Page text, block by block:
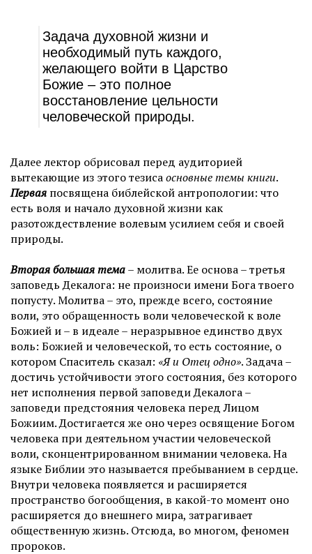
Задача духовной жизни и
необходимый путь каждого,
желающего войти в Царство
Божие – это полное
восстановление цельности
человеческой природы.
Далее лектор обрисовал перед аудиторией
вытекающие из этого тезисаосновные темы книги.
Первая посвящена библейской антропологии: что
есть воля и начало духовной жизни как
разотождествление волевым усилием себя и своей
природы.
Вторая большая тема– молитва. Ее основа – третья
заповедь Декалога: не произноси имени Бога твоего
попусту. Молитва – это, прежде всего, состояние
воли, это обращенность воли человеческой к воле
Божией и – в идеале – неразрывное единство двух
воль: Божией и человеческой, то есть состояние, о
котором Спаситель сказал: «Я и Отец одно». Задача –
достичь устойчивости этого состояния, без которого
нет исполнения первой заповеди Декалога –
заповеди предстояния человека перед Лицом
Божиим. Достигается же оно через освящение Богом
человека при деятельном участии человеческой
воли, сконцентрированном внимании человека. На
языке Библии это называется пребыванием в сердце.
Внутри человека появляется и расширяется
пространство богообщения, в какой-то момент оно
расширяется до внешнего мира, затрагивает
общественную жизнь. Отсюда, во многом, феномен
пророков.